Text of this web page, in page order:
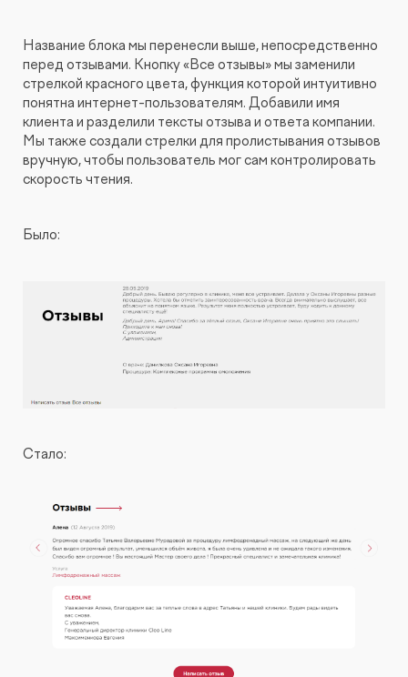
Название блока мы перенесли выше, непосредственно
перед отзывами. Кнопку «Все отзывы» мы заменили
стрелкой красного цвета, функция которой интуитивно
понятна интернет-пользователям. Добавили имя
клиента и разделили тексты отзыва и ответа компании.
Мы также создали стрелки для пролистывания отзывов
вручную, чтобы пользователь мог сам контролировать
скорость чтения.
Было:
Стало: